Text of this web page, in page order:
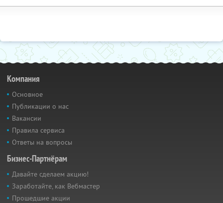
Компания
Основное
Публикации о нас
Вакансии
Правила сервиса
Ответы на вопросы
Бизнес-Партнёрам
Давайте сделаем акцию!
Заработайте, как Вебмастер
Прошедшие акции